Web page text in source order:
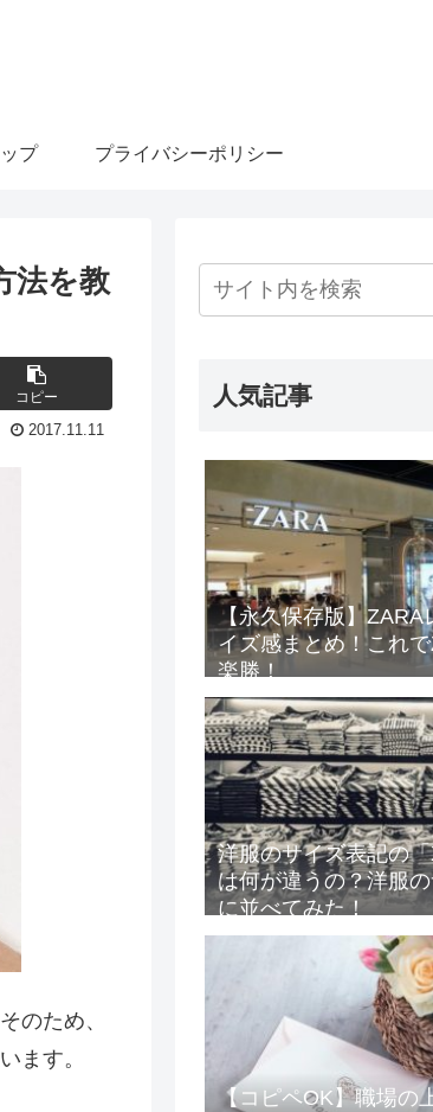
プ プライバシーポリシー
法を教
コピー
2017.11.11
のため、
ます。
人気記事
【永久保存版】ZARA
イズ感まとめ！これ
楽勝！
洋服のサイズ表記の
は何が違うの？洋服
に並べてみた！
【コピペOK】職場の